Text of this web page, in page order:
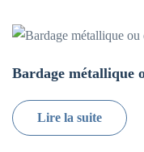
Bardage métallique
Lire la suite